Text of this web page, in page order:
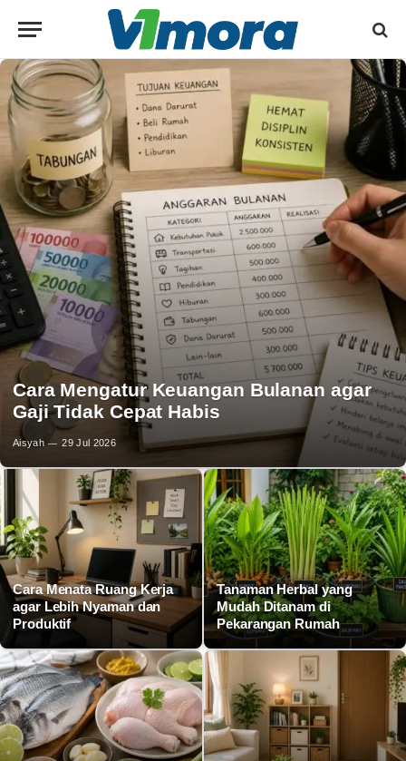
Cara Mengatur Keuangan Bulanan agar
Gaji Tidak Cepat Habis
Aisyah 29 Jul 2026
Cara Menata Ruang Kerja
agar Lebih Nyaman dan
Produktif
Tanaman Herbal yang
Mudah Ditanam di
Pekarangan Rumah